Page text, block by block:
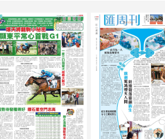
A18：戲曲
A19：養生坊
B01：文匯馬經
B02：文匯馬經
B03：文匯馬經
B04：文匯馬經